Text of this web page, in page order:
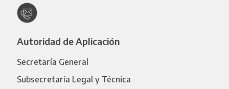
Autoridad de Aplicación
Secretaría General
Subsecretaría Legal y Técnica